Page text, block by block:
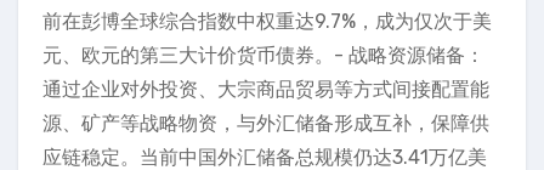
前在彭博全球综合指数中权重达9.7%，成为仅次于美
元、欧元的第三大计价货币债券。- 战略资源储备：
通过企业对外投资、大宗商品贸易等方式间接配置能
源、矿产等战略物资，与外汇储备形成互补，保障供
应链稳定。当前中国外汇储备总规模仍达3.41万亿美